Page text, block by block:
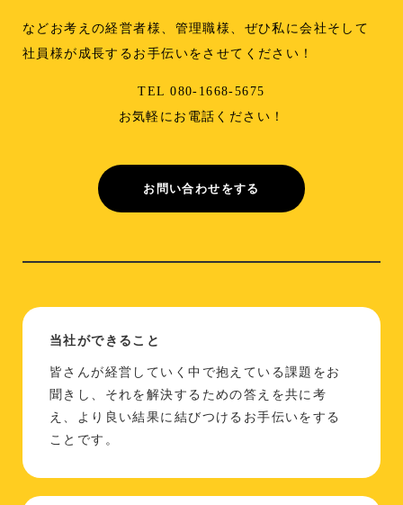
などお考えの経営者様、管理職様、ぜひ私に会社そして
社員様が成長するお手伝いをさせてください！
TEL 080-1668-5675
お気軽にお電話ください！
お問い合わせをする
当社ができること
皆さんが経営していく中で抱えている課題をお
聞きし、それを解決するための答えを共に考
え、より良い結果に結びつけるお手伝いをする
ことです。